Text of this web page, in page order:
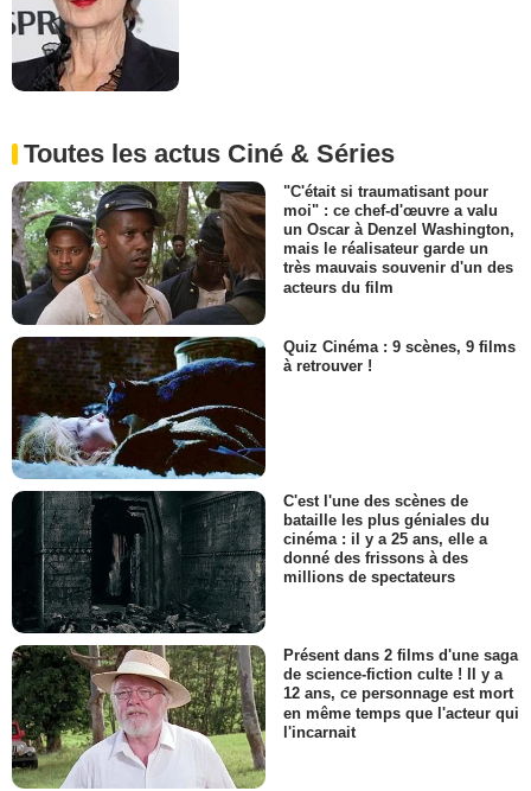
Toutes les actus Ciné & Séries
"C'était si traumatisant pour
moi" : ce chef-d'œuvre a valu
un Oscar à Denzel Washington,
mais le réalisateur garde un
très mauvais souvenir d'un des
acteurs du film
Quiz Cinéma : 9 scènes, 9 films
à retrouver !
C'est l'une des scènes de
bataille les plus géniales du
cinéma : il y a 25 ans, elle a
donné des frissons à des
millions de spectateurs
Présent dans 2 films d'une saga
de science-fiction culte ! Il y a
12 ans, ce personnage est mort
en même temps que l'acteur qui
l'incarnait